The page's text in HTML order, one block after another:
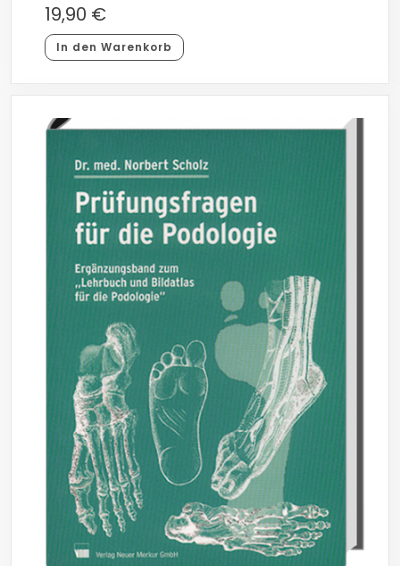
19,90 €
In den Warenkorb